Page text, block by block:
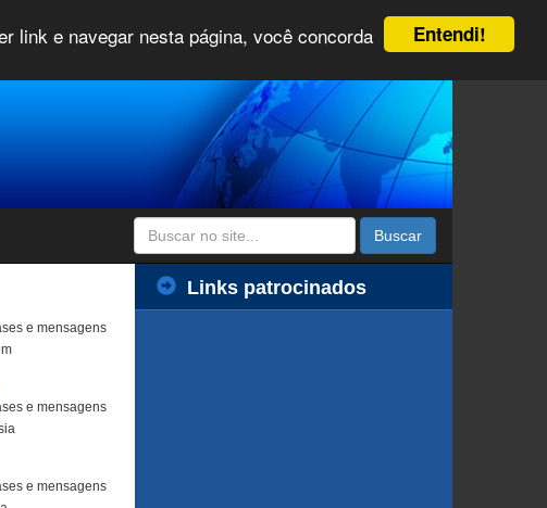
Entendi!
link e navegar nesta página, você concorda
Buscar
e mensagens
e mensagens
e mensagens
Links patrocinados